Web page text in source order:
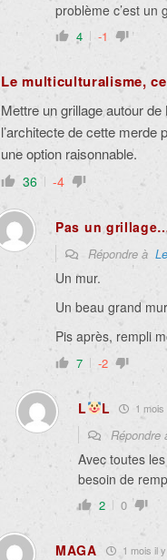
problème c’est un
4 -1
Le multiculturalisme,
Mettre un grillage autour
l’architecte de cette
une option raisonnable.
36 -4
Pas un
Répondre à
Un mur.
Un beau grand
Pis après, rempli
7 -2
L L 1 mois
Répondre
Avec toutes
besoin de
2 0
MAGA 1 mois il